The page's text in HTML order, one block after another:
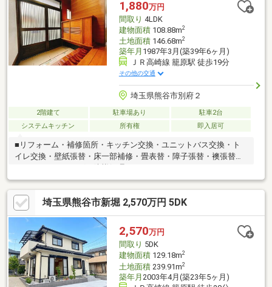
1,880万円
間取り 4LDK
建物面積108.88m2
土地面積146.68m2
築年月 1987年3月(築39年6ヶ月)
ＪＲ高崎線 籠原駅 徒歩19分
その他の交通
埼玉県熊谷市別府２
2階建て 駐車場あり
駐車2台
システムキッチン
所有権 即入居可
■リフォーム・補修箇所・キッチン交換・ユニットバス交換・ト
イレ交換・壁紙張替・床一部補修・畳表替・障子張替・襖張替・
埼玉県熊谷市新堀 2,570万円 5DK
2,570万円
間取り 5DK
建物面積129.18m2
土地面積239.91m2
築年月 2003年4月(築23年5ヶ月)